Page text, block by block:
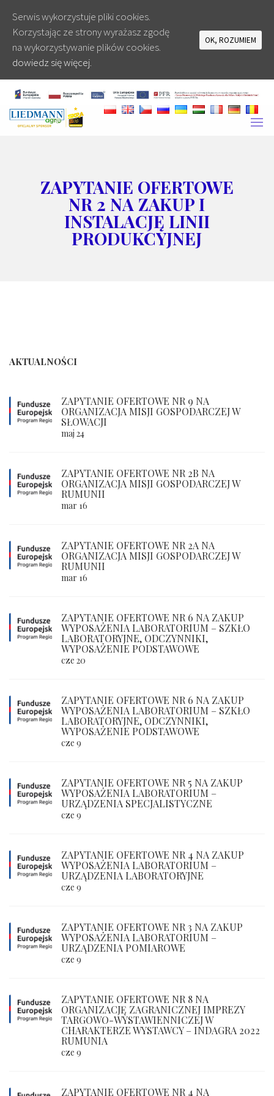
ZAPYTANIE OFERTOWE
NR 2 NA ZAKUP I
INSTALACJĘ LINII
PRODUKCYJNEJ
AKTUALNOŚCI
ZAPYTANIE OFERTOWE NR 9 NA
ORGANIZACJA MISJI GOSPODARCZEJ W
SŁOWACJI
maj 24
ZAPYTANIE OFERTOWE NR 2B NA
ORGANIZACJA MISJI GOSPODARCZEJ W
RUMUNII
mar 16
ZAPYTANIE OFERTOWE NR 2A NA
ORGANIZACJA MISJI GOSPODARCZEJ W
RUMUNII
mar 16
ZAPYTANIE OFERTOWE NR 6 NA ZAKUP
WYPOSAŻENIA LABORATORIUM – SZKŁO
LABORATORYJNE, ODCZYNNIKI,
WYPOSAŻENIE PODSTAWOWE
cze 20
ZAPYTANIE OFERTOWE NR 6 NA ZAKUP
WYPOSAŻENIA LABORATORIUM – SZKŁO
LABORATORYJNE, ODCZYNNIKI,
WYPOSAŻENIE PODSTAWOWE
cze 9
ZAPYTANIE OFERTOWE NR 5 NA ZAKUP
WYPOSAŻENIA LABORATORIUM –
URZĄDZENIA SPECJALISTYCZNE
cze 9
ZAPYTANIE OFERTOWE NR 4 NA ZAKUP
WYPOSAŻENIA LABORATORIUM –
URZĄDZENIA LABORATORYJNE
cze 9
ZAPYTANIE OFERTOWE NR 3 NA ZAKUP
WYPOSAŻENIA LABORATORIUM –
URZĄDZENIA POMIAROWE
cze 9
ZAPYTANIE OFERTOWE NR 8 NA
ORGANIZACJĘ ZAGRANICZNEJ IMPREZY
TARGOWO-WYSTAWIENNICZEJ W
CHARAKTERZE WYSTAWCY – INDAGRA 2022
RUMUNIA
cze 9
ZAPYTANIE OFERTOWE NR 4 NA
Serwis wykorzystuje pliki cookies.
Korzystając ze strony wyrażasz zgodę
na wykorzystywanie plików cookies.
dowiedz się więcej.
OK, ROZUMIEM